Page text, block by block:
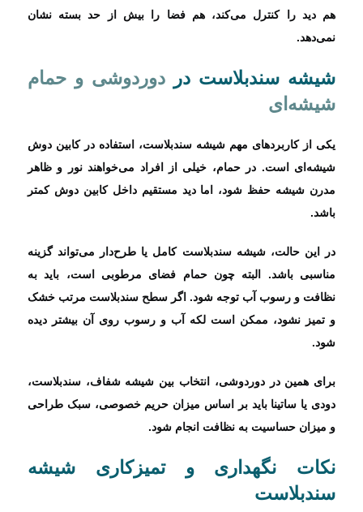
هم دید را کنترل می‌کند، هم فضا را بیش از حد بسته نشان
نمی‌دهد.
شیشه سندبلاست دردوردوشی و حمام
شیشه‌ای
یکی از کاربردهای مهم شیشه سندبلاست، استفاده در کابین دوش
شیشه‌ای است. در حمام، خیلی از افراد می‌خواهند نور و ظاهر
مدرن شیشه حفظ شود، اما دید مستقیم داخل کابین دوش کمتر
باشد.
در این حالت، شیشه سندبلاست کامل یا طرح‌دار می‌تواند گزینه
مناسبی باشد. البته چون حمام فضای مرطوبی است، باید به
نظافت و رسوب آب توجه شود. اگر سطح سندبلاست مرتب خشک
و تمیز نشود، ممکن است لکه آب و رسوب روی آن بیشتر دیده
شود.
برای همین در دوردوشی، انتخاب بین شیشه شفاف، سندبلاست،
دودی یا ساتینا باید بر اساس میزان حریم خصوصی، سبک طراحی
و میزان حساسیت به نظافت انجام شود.
نکات نگهداری و تمیزکاری شیشه
سندبلاست